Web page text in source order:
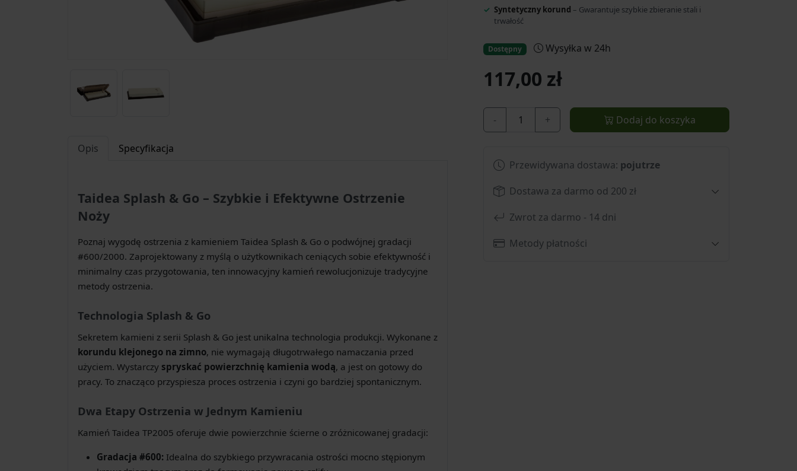
Opis Specyfikacja
Taidea Splash & Go – Szybkie i Efektywne Ostrzenie
Noży
Poznaj wygodę ostrzenia z kamieniem Taidea Splash & Go o podwójnej gradacji
#600/2000. Zaprojektowany z myślą o użytkownikach ceniących sobie efektywność i
minimalny czas przygotowania, ten innowacyjny kamień rewolucjonizuje tradycyjne
metody ostrzenia.
Technologia Splash & Go
Sekretem kamieni z serii Splash & Go jest unikalna technologia produkcji. Wykonane z
korundu klejonego na zimno, nie wymagają długotrwałego namaczania przed
użyciem. Wystarczy spryskać powierzchnię kamienia wodą, a jest on gotowy do
pracy. To znacząco przyspiesza proces ostrzenia i czyni go bardziej spontanicznym.
Dwa Etapy Ostrzenia w Jednym Kamieniu
Kamień Taidea TP2005 oferuje dwie powierzchnie ścierne o zróżnicowanej gradacji:
Gradacja #600: Idealna do szybkiego przywracania ostrości mocno stępionym
Syntetyczny korund – Gwarantuje szybkie zbieranie stali i
trwałość
Dostępny Wysyłka w 24h
117,00 zł
- + Dodaj do koszyka
Przewidywana dostawa: pojutrze
Dostawa za darmo od 200 zł
Zwrot za darmo - 14 dni
Metody płatności